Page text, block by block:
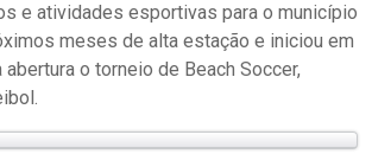
e atividades esportivas para o município
meses de alta estação e iniciou em
o torneio de Beach Soccer,